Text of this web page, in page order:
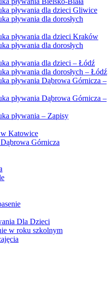
pływania dla dzieci Gliwice
pływania dla dorosłych
pływania dla dzieci Kraków
pływania dla dorosłych
pływania dla dzieci – Łódź
pływania dla dorosłych – Łódź
pływania Dąbrowa Górnicza –
pływania Dąbrowa Górnicza –
pływania – Zapisy
Katowice
Górnicza
Dla Dzieci
w roku szkolnym